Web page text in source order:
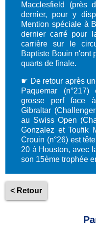
Macclesfield (près
dernier, pour y
Mention spéciale à
dernier carré pour
carrière sur le
Baptiste Bouin n'ont
quarts de finale.
☛ De retour après
Paquemar
grosse perf face
Gibraltar
au Swiss Open
Gonzalez et Toufik
Crouin (n°26) est
20 à Houston, avec
son 15ème trophée
< Retour